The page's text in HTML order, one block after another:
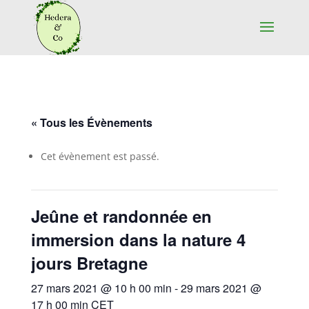
« Tous les Évènements
Cet évènement est passé.
Jeûne et randonnée en
immersion dans la nature 4
jours Bretagne
27 mars 2021 @ 10 h 00 min -29 mars 2021 @
17 h 00 min CET